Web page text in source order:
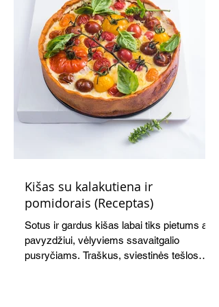
Kišas su kalakutiena ir
pomidorais (Receptas)
Sotus ir gardus kišas labai tiks pietums ar,
pavyzdžiui, vėlyviems ssavaitgalio
pusryčiams. Traškus, sviestinės tešlos